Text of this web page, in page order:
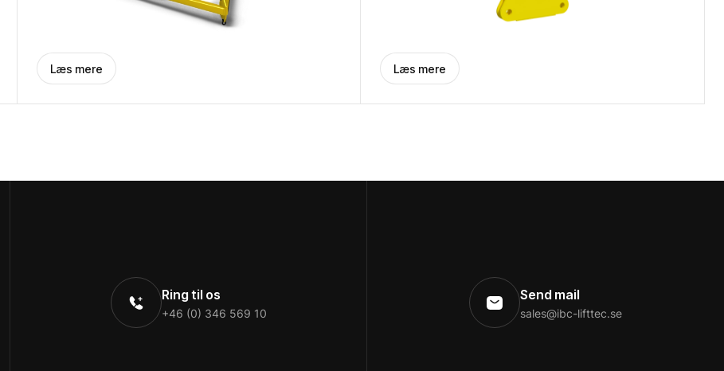
Læs mere Læs mere
Ring til os
+46 (0) 346 569 10
Send mail
sales@ibc-lifttec.se